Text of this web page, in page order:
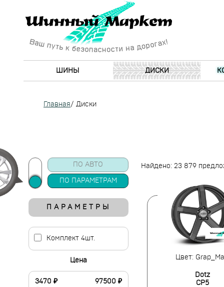
ШИНЫ ДИСКИ
Главная/ Диски
Найдено: 23 879
Цвет:
Dotz
CP5
ПО АВТО
ПО ПАРАМЕТРАМ
ПАРАМЕТРЫ
Комплект 4шт.
Цена